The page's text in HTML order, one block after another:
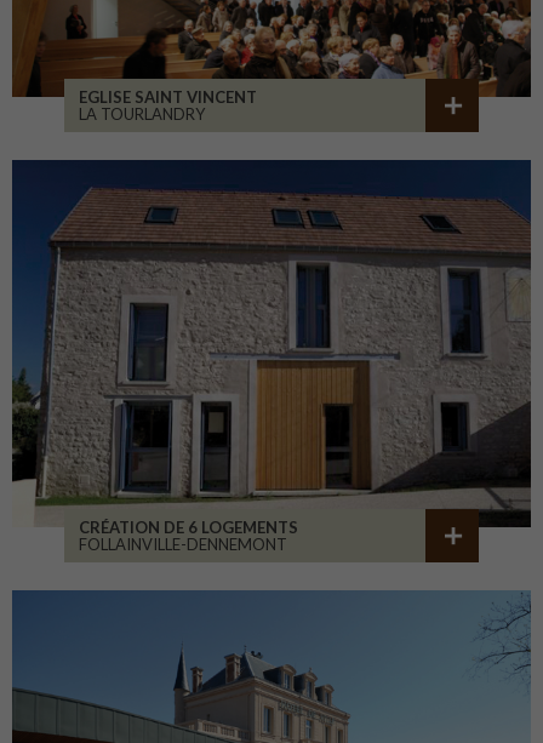
EGLISE SAINT VINCENT
LA TOURLANDRY
CRÉATION DE 6 LOGEMENTS
FOLLAINVILLE-DENNEMONT